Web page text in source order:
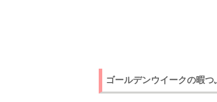
ゴールデンウイークの暇